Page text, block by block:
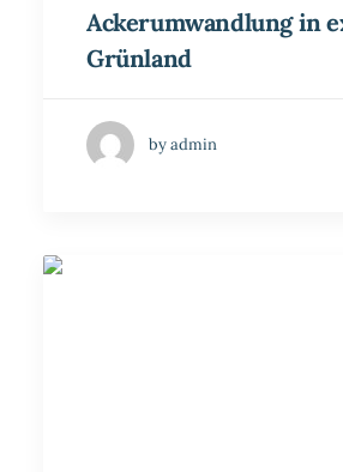
Ackerumwandlung in
Grünland
by admin